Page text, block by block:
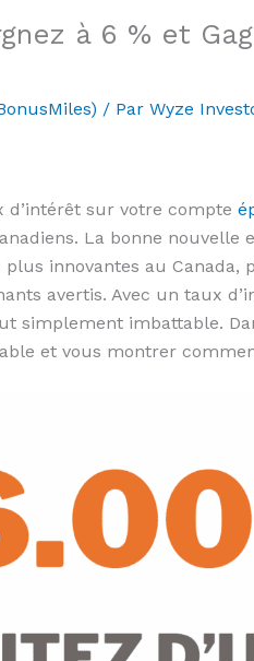
à 6 % et
/ Par Wyze
sur votre compte
La bonne nouvelle
innovantes au Canada,
avertis. Avec un taux
simplement imbattable.
et vous montrer